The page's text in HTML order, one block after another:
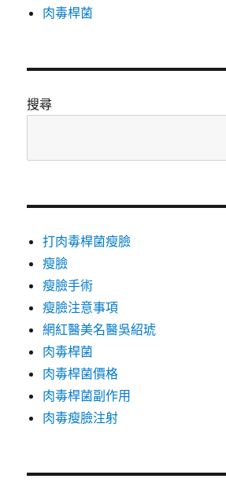
肉毒桿菌
搜尋
打肉毒桿菌瘦臉
瘦臉
瘦臉手術
瘦臉注意事項
網紅醫美名醫吳紹琥
肉毒桿菌
肉毒桿菌價格
肉毒桿菌副作用
肉毒瘦臉注射